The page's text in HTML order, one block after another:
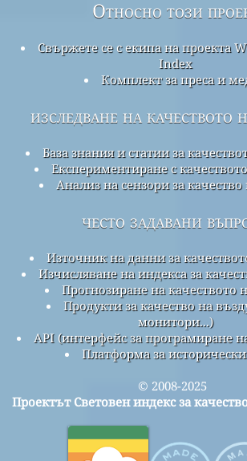
Относно този
Свържете се с екипа на проекта
Index
Комплект за преса и
изследване на качеството
База знания и статии за
Експериментиране с
Анализ на сензори за
често задавани
Източник на данни за
Изчисляване на индекса за
Прогнозиране на качеството
Продукти за качество на
монитори...)
API (интерфейс за програмиране
Платформа за
© 2008-2025
Проектът Световен индекс за